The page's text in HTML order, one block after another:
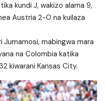
kundi J, wakizo alama 9,
Austria 2-0 na kuilaza
Jumamosi, mabingwa mara
na Colombia katika
kiwarani Kansas City.